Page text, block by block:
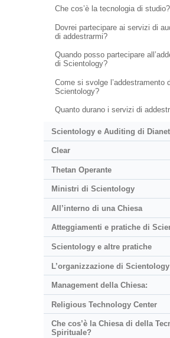
Che cos’è la tecnologia di studio?
Dovrei partecipare ai servizi di
di addestrarmi?
Quando posso partecipare
di Scientology?
Come si svolge l’addestramento
Scientology?
Quanto durano i servizi di
Scientology e Auditing di
Clear
Thetan Operante
Ministri di Scientology
All’interno di una Chiesa
Atteggiamenti e pratiche di
Scientology e altre pratiche
L’organizzazione di Scientology
Management della Chiesa:
Religious Technology Center
Che cos’è la Chiesa di della
Spirituale?